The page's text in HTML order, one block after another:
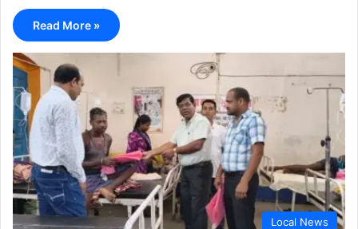
Read More »
Local News